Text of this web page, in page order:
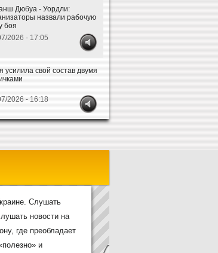
Дюбуа - Уордли:
назвали рабочую
боя
2026 - 17:05
усилила свой состав двумя
2026 - 16:18
Слушать
новости на
где преобладает
и